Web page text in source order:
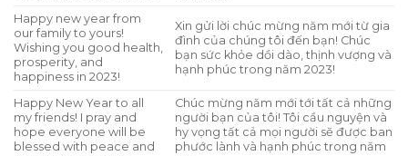
Happy new year from
our family to yours!
Wishing you good health,
prosperity, and
happiness in 2023!
Xin gửi lời chúc mừng năm mới từ gia
đình của chúng tôi đến bạn! Chúc
bạn sức khỏe dồi dào, thịnh vượng và
hạnh phúc trong năm 2023!
Happy New Year to all
my friends! I pray and
hope everyone will be
blessed with peace and
Chúc mừng năm mới tới tất cả những
người bạn của tôi! Tôi cầu nguyện và
hy vọng tất cả mọi người sẽ được ban
phước lành và hạnh phúc trong năm